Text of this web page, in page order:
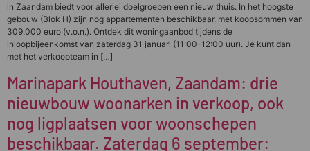
in Zaandam biedt voor allerlei doelgroepen een nieuw thuis. In het hoogste
gebouw (Blok H) zijn nog appartementen beschikbaar, met koopsommen van
309.000 euro (v.o.n.). Ontdek dit woningaanbod tijdens de
inloopbijeenkomst van zaterdag 31 januari (11:00-12:00 uur). Je kunt dan
met het verkoopteam in […]
Marinapark Houthaven, Zaandam: drie
nieuwbouw woonarken in verkoop, ook
nog ligplaatsen voor woonschepen
beschikbaar. Zaterdag 6 september: